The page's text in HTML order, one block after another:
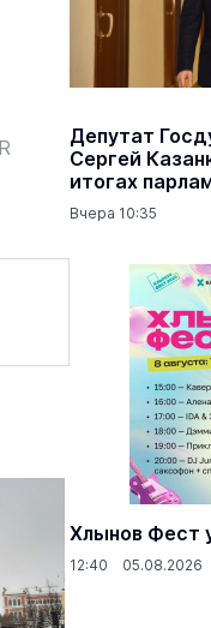
Депутат
Сергей
итогах
Вчера 10:35
Хлынов Фест
12:40 05.08.2026